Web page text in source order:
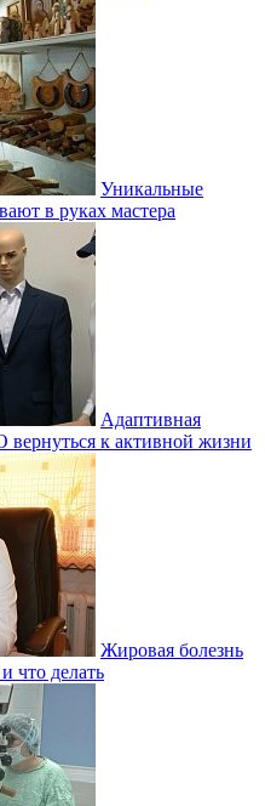
Уникальные
в руках мастера
Адаптивная
к активной жизни
Жировая болезнь
что делать